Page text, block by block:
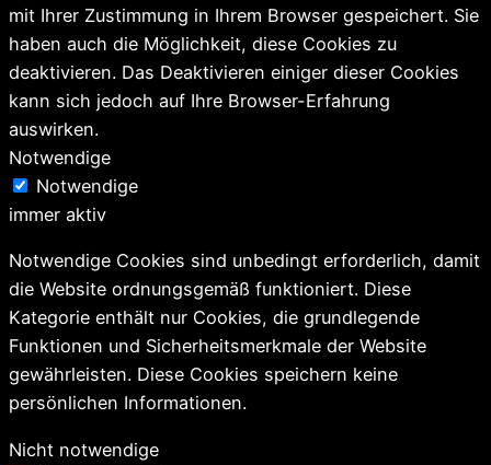
mit Ihrer Zustimmung in Ihrem Browser gespeichert. Sie
haben auch die Möglichkeit, diese Cookies zu
deaktivieren. Das Deaktivieren einiger dieser Cookies
kann sich jedoch auf Ihre Browser-Erfahrung
auswirken.
Notwendige
Notwendige
immer aktiv
Notwendige Cookies sind unbedingt erforderlich, damit
die Website ordnungsgemäß funktioniert. Diese
Kategorie enthält nur Cookies, die grundlegende
Funktionen und Sicherheitsmerkmale der Website
gewährleisten. Diese Cookies speichern keine
persönlichen Informationen.
Nicht notwendige